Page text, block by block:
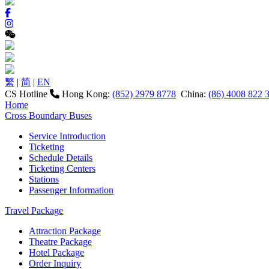
繁 | 简 | EN
CS Hotline
Hong Kong: (852) 2979 8778 China: (86) 4008 822
Home
Cross Boundary Buses
Service Introduction
Ticketing
Schedule Details
Ticketing Centers
Stations
Passenger Information
Travel Package
Attraction Package
Theatre Package
Hotel Package
Order Inquiry